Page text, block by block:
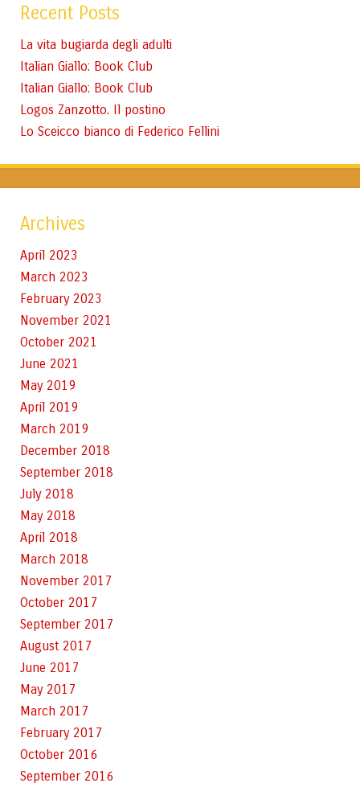
Recent Posts
La vita bugiarda degli adulti
Italian Giallo: Book Club
Italian Giallo: Book Club
Logos Zanzotto. Il postino
Lo Sceicco bianco di Federico Fellini
Archives
April 2023
March 2023
February 2023
November 2021
October 2021
June 2021
May 2019
April 2019
March 2019
December 2018
September 2018
July 2018
May 2018
April 2018
March 2018
November 2017
October 2017
September 2017
August 2017
June 2017
May 2017
March 2017
February 2017
October 2016
September 2016